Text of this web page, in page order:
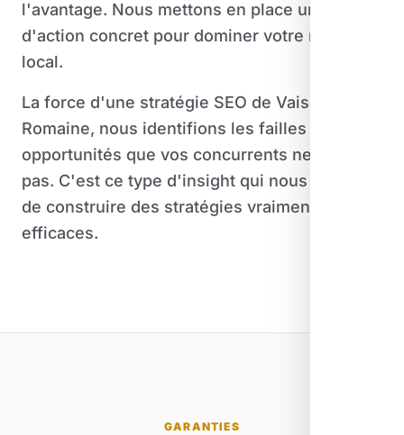
l'avantage. Nous mettons en place un plan
d'action concret pour dominer votre marché
local.
La force d'une stratégie SEO de Vaison-la-
Romaine, nous identifions les failles et les
opportunités que vos concurrents ne voient
pas. C'est ce type d'insight qui nous permet
de construire des stratégies vraiment
efficaces.
GARANTIES